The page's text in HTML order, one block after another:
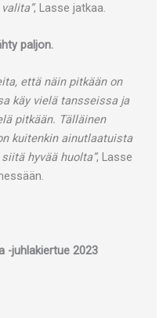
, Lasse jatkaa.
paljon.
että näin pitkään on
käy vielä tansseissa ja
pitkään. Tälläinen
kuitenkin ainutlaatuista
hyvää huolta”, Lasse
-juhlakiertue 2023